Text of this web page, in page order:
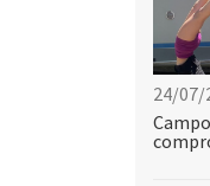
24/07/